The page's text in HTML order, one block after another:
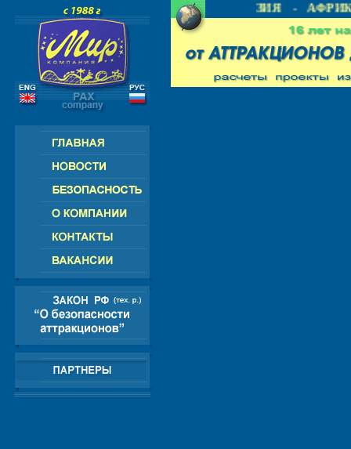
СНГ - ЕВРОПА - АМЕРИКА - АЗИЯ - АФРИКА